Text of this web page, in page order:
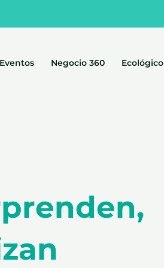
Eventos Negocio 360 Ecológico